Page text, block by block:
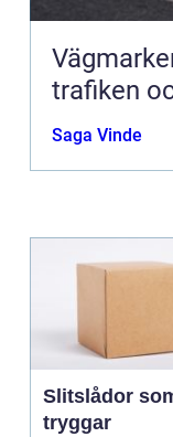
trafiken
Saga Vinde
Slitslådor
tryggar